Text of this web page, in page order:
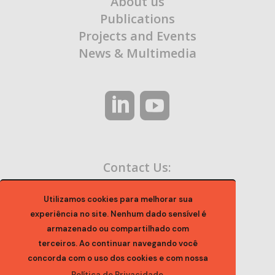
Utilizamos cookies para melhorar sua
experiência no site. Nenhum dado sensível é
armazenado ou compartilhado com
terceiros. Ao continuar navegando você
concorda com o uso dos cookies e com nossa
Publications
Projects and Events
News & Multimedia
Contact Us: